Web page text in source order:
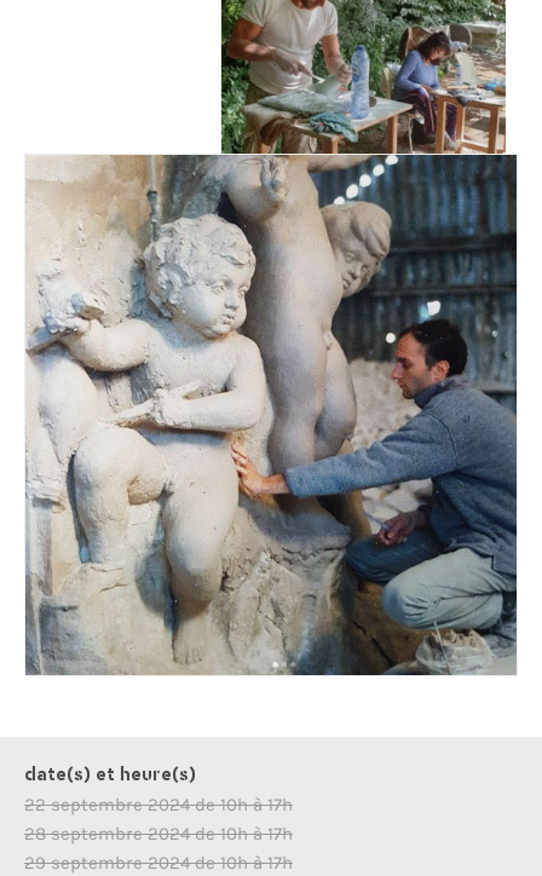
date(s) et heure(s)
22 septembre 2024 de 10h à 17h
28 septembre 2024 de 10h à 17h
29 septembre 2024 de 10h à 17h